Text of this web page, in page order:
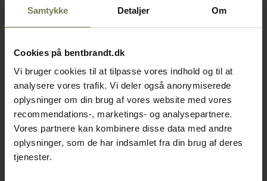
Samtykke Detaljer Om
Cookies på bentbrandt.dk
Vi bruger cookies til at tilpasse vores indhold og til at
analysere vores trafik. Vi deler også anonymiserede
oplysninger om din brug af vores website med vores
recommendations-, marketings- og analysepartnere.
Vores partnere kan kombinere disse data med andre
oplysninger, som de har indsamlet fra din brug af deres
tjenester.